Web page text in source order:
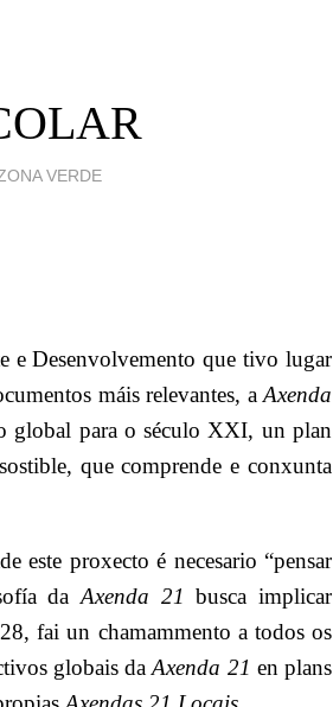
VERDE
e Desenvolvemento que tivo lugar
máis relevantes, a Axenda
global para o século XXI, un plan
que comprende e conxunta
este proxecto é necesario “pensar
da Axenda 21 busca implicar
fai un chamammento a todos os
globais daAxenda 21 en plans